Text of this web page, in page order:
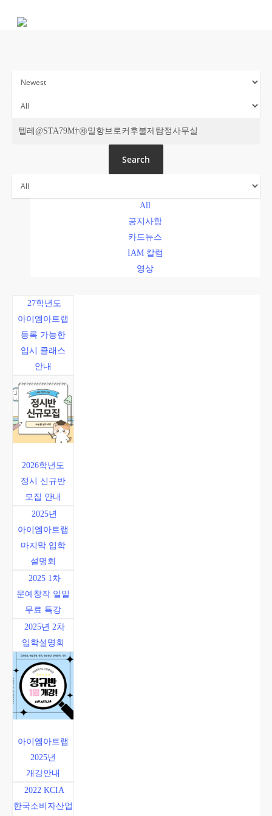
주간 IAM
Search
All
공지사항
카드뉴스
IAM 칼럼
영상
27학년도
아이엠아트랩
등록 가능한
입시 클래스
안내
2026학년도
정시 신규반
모집 안내
2025년
아이엠아트랩
마지막 입학
설명회
2025 1차
문예창작 일일
무료 특강
2025년 2차
입학설명회
아이엠아트랩
2025년
개강안내
2022 KCIA
한국소비자산업